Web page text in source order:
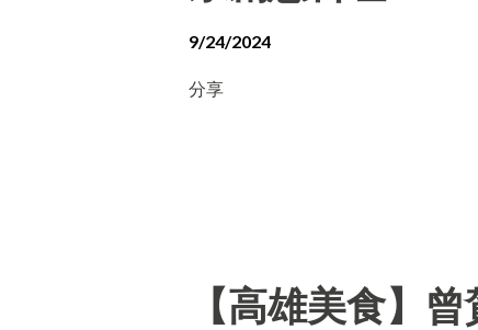
9/24/2024
分享
【高雄美食】